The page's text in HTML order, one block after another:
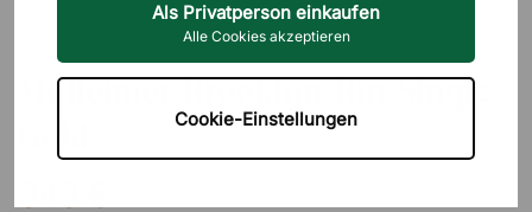
Als Privatperson einkaufen
Alle Cookies akzeptieren
Cookie-Einstellungen
Mülleimer Brooklyn Bin Single